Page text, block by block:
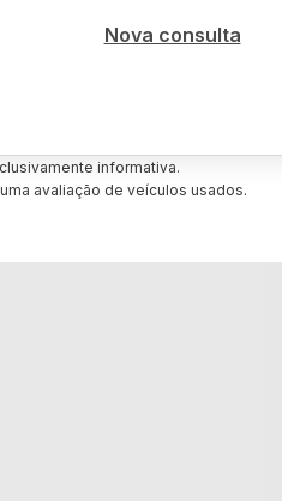
Nova consulta
informativa.
avaliação de veículos usados.